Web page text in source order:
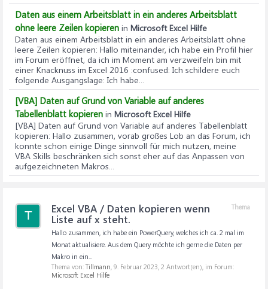
Daten aus einem Arbeitsblatt in ein anderes Arbeitsblatt
ohne leere Zeilen kopieren in Microsoft Excel Hilfe
Daten aus einem Arbeitsblatt in ein anderes Arbeitsblatt ohne
leere Zeilen kopieren: Hallo miteinander, ich habe ein Profil hier
im Forum eröffnet, da ich im Moment am verzweifeln bin mit
einer Knacknuss im Excel 2016 :confused: Ich schildere euch
folgende Ausgangslage: Ich habe...
[VBA] Daten auf Grund von Variable auf anderes
Tabellenblatt kopieren in Microsoft Excel Hilfe
[VBA] Daten auf Grund von Variable auf anderes Tabellenblatt
kopieren: Hallo zusammen, vorab großes Lob an das Forum, ich
konnte schon einige Dinge sinnvoll für mich nutzen, meine
VBA Skills beschränken sich sonst eher auf das Anpassen von
aufgezeichneten Makros...
T
Thema
Excel VBA / Daten kopieren wenn
Liste auf x steht.
Hallo zusammen, ich habe ein PowerQuery, welches ich ca. 2 mal im
Monat aktualisiere. Aus dem Query möchte ich gerne die Daten per
Makro in ein...
Thema von: Tillmann, 9. Februar 2023, 2 Antwort(en), im Forum:
Microsoft Excel Hilfe